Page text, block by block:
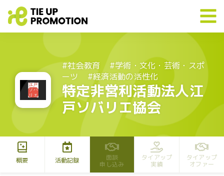
#社会教育
#学術・文化・芸術・スポ
ーツ
#経済活動の活性化
特定非営利活動法人江
戸ソバリエ協会
概要 活動記録
面談
申し込み
タイアップ
実績
タイアップ
オファー